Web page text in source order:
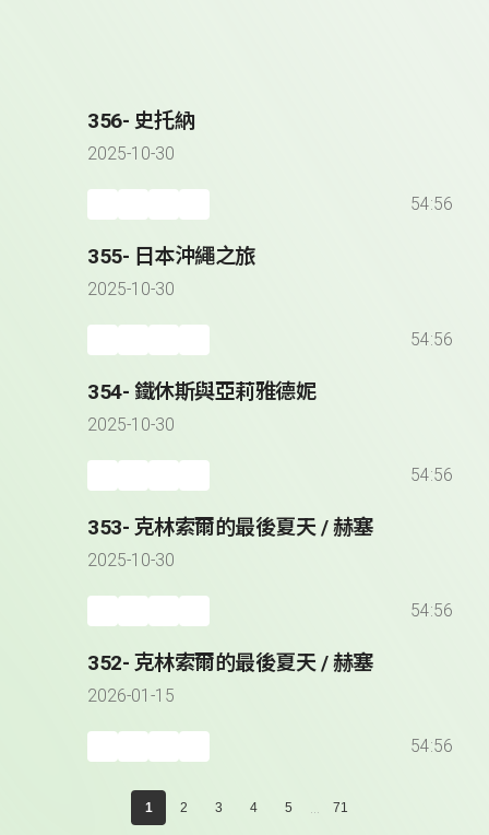
356- 史托納
2025-10-30
54:56
355- 日本沖繩之旅
2025-10-30
54:56
354- 鐵休斯與亞莉雅德妮
2025-10-30
54:56
353- 克林索爾的最後夏天 / 赫塞
2025-10-30
54:56
352- 克林索爾的最後夏天 / 赫塞
2026-01-15
54:56
1 2 3 4 5 71